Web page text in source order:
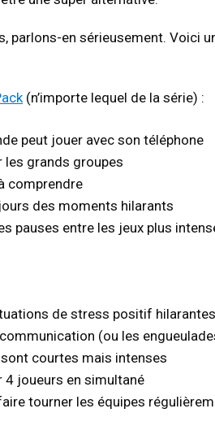
parlons-en sérieusement. Voici
(n’importe lequel de la série) :
peut jouer avec son téléphone
les grands groupes
comprendre
des moments hilarants
pauses entre les jeux plus
de stress positif hilarantes
(ou les
courtes mais intenses
4 joueurs en simultané
tourner les équipes